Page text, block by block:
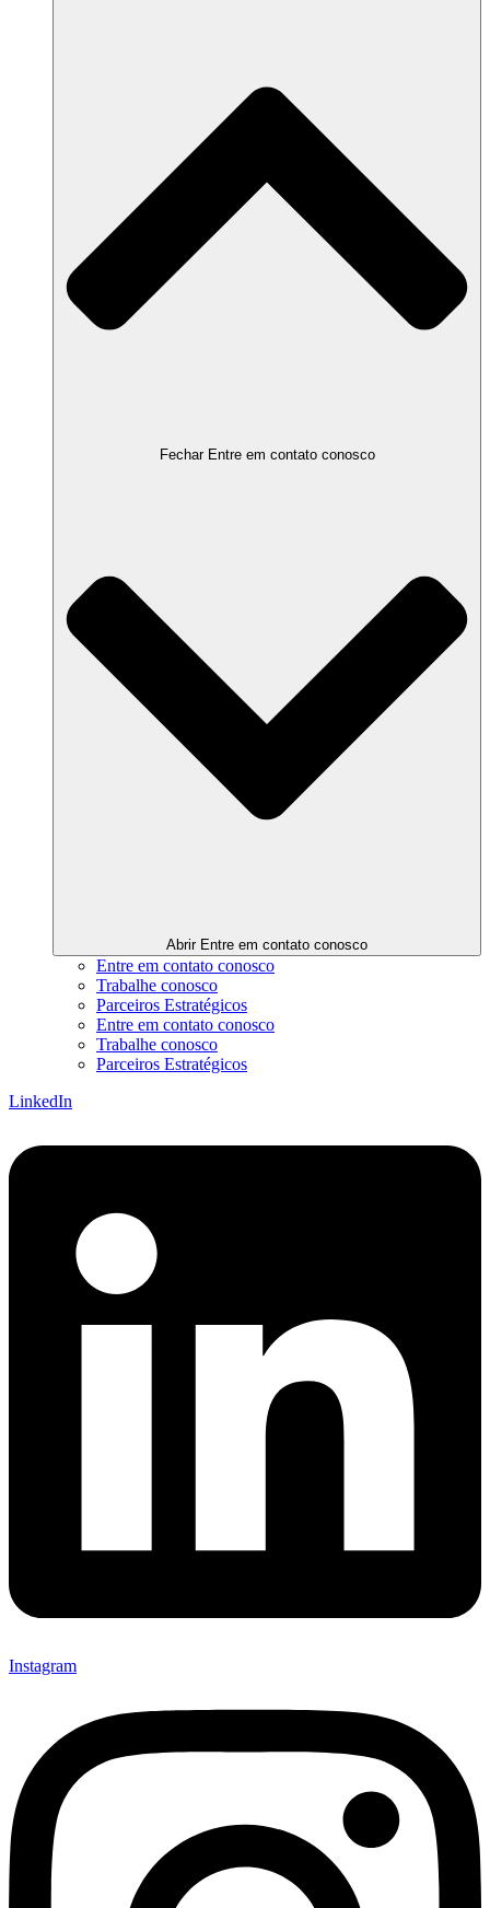
Fechar Entre em contato conosco
Abrir Entre em contato conosco
Entre em contato conosco
Trabalhe conosco
Parceiros Estratégicos
Entre em contato conosco
Trabalhe conosco
Parceiros Estratégicos
LinkedIn
Instagram